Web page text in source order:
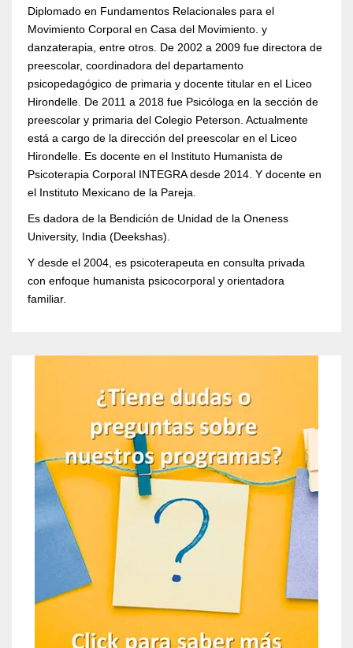
Diplomado en Fundamentos Relacionales para el
Movimiento Corporal en Casa del Movimiento. y
danzaterapia, entre otros. De 2002 a 2009 fue directora de
preescolar, coordinadora del departamento
psicopedagógico de primaria y docente titular en el Liceo
Hirondelle. De 2011 a 2018 fue Psicóloga en la sección de
preescolar y primaria del Colegio Peterson. Actualmente
está a cargo de la dirección del preescolar en el Liceo
Hirondelle. Es docente en el Instituto Humanista de
Psicoterapia Corporal INTEGRA desde 2014. Y docente en
el Instituto Mexicano de la Pareja.
Es dadora de la Bendición de Unidad de la Oneness
University, India (Deekshas).
Y desde el 2004, es psicoterapeuta en consulta privada
con enfoque humanista psicocorporal y orientadora
familiar.